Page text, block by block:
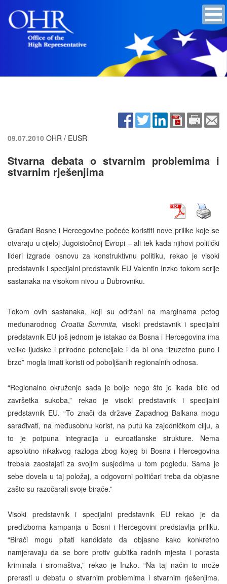
09.07.2010 OHR / EUSR
Stvarna debata o stvarnim problemima i
stvarnim rješenjima
Građani Bosne i Hercegovine počeće koristiti nove prilike koje se
otvaraju u cijeloj Jugoistočnoj Evropi – ali tek kada njihovi politički
lideri izgrade osnovu za konstruktivnu politiku, rekao je visoki
predstavnik i specijalni predstavnik EU Valentin Inzko tokom serije
sastanaka na visokom nivou u Dubrovniku.
Tokom ovih sastanaka, koji su održani na marginama petog
međunarodnog Croatia Summita, visoki predstavnik i specijalni
predstavnik EU još jednom je istakao da Bosna i Hercegovina ima
velike ljudske i prirodne potencijale i da bi ona “izuzetno puno i
brzo” mogla imati koristi od poboljšanih regionalnih odnosa.
“Regionalno okruženje sada je bolje nego što je ikada bilo od
završetka sukoba,” rekao je visoki predstavnik i specijalni
predstavnik EU. “To znači da države Zapadnog Balkana mogu
sarađivati, na međusobnu korist, na putu ka zajedničkom cilju, a
to je potpuna integracija u euroatlanske strukture. Nema
apsolutno nikakvog razloga zbog kojeg bi Bosna i Hercegovina
trebala zaostajati za svojim susjedima u tom pogledu. Sama je
sebe dovela u taj položaj, a odgovorni političari treba da objasne
zašto su razočarali svoje birače.”
Visoki predstavnik i specijalni predstavnik EU rekao je da
predizborna kampanja u Bosni i Hercegovini predstavlja priliku.
“Birači mogu pitati kandidate da objasne kako konkretno
namjeravaju da se bore protiv gubitka radnih mjesta i porasta
kriminala i siromaštva,” rekao je Inzko. “Na taj način to može
prerasti u debatu o stvarnim problemima i stvarnim rješenjima.